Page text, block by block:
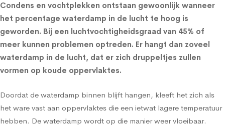
Condens en vochtplekken ontstaan gewoonlijk wanneer
het percentage waterdamp in de lucht te hoog is
geworden. Bij een luchtvochtigheidsgraad van 45% of
meer kunnen problemen optreden. Er hangt dan zoveel
waterdamp in de lucht, dat er zich druppeltjes zullen
vormen op koude oppervlaktes.
Doordat de waterdamp binnen blijft hangen, kleeft het zich als
het ware vast aan oppervlaktes die een ietwat lagere temperatuur
hebben. De waterdamp wordt op die manier weer vloeibaar.